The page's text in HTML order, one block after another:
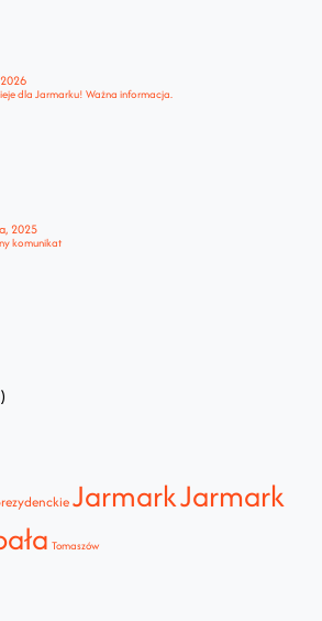
dla Jarmarku! Ważna informacja.
2025
komunikat
JarmarkJarmark
Tomaszów